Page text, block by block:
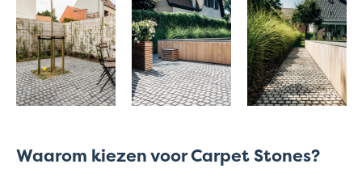
Waarom kiezen voor Carpet Stones?